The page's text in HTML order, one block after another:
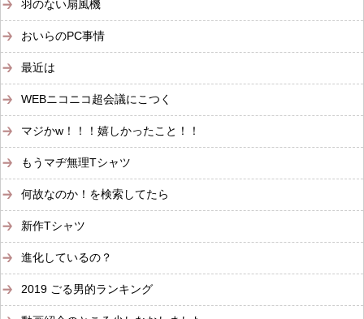
羽のない扇風機
おいらのPC事情
最近は
WEBニコニコ超会議にこつく
マジかw！！！嬉しかったこと！！
もうマヂ無理Tシャツ
何故なのか！を検索してたら
新作Tシャツ
進化しているの？
2019 ごる男的ランキング